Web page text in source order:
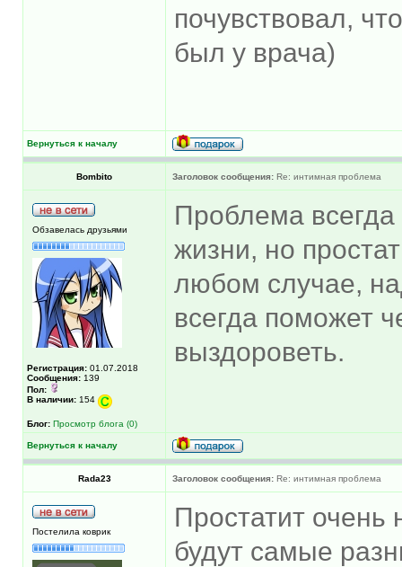
почувствовал,
был у врача)
Вернуться к началу
Bombito Заголовок сообщения: Re: интимная проблема
Обзавелась друзьями
Регистрация: 01.07.2018
Сообщения: 139
Пол:
В наличии: 154
Блог: Просмотр блога (0)
Проблема
жизни, но
любом случае,
всегда поможет
выздороветь.
Вернуться к началу
Rada23 Заголовок сообщения: Re: интимная проблема
Постелила коврик
Простатит очень
будут самые